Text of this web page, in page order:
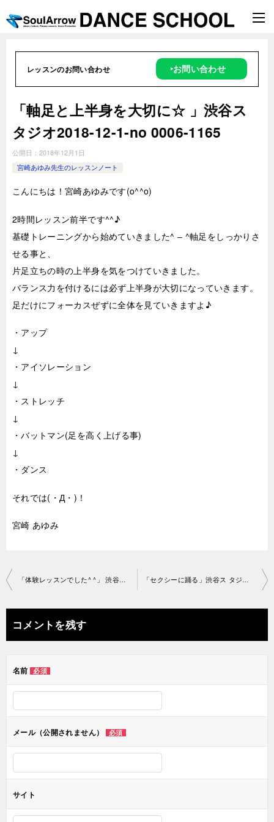
レッスンのお問い合わせ ‣お問い合わせ
「軸足と上半身を大切に☆ 」渋谷ス
タジオ2018-12-1-no 0006-1165
公開日： 2018年12月1日
宮崎あゆみ先生のレッスンノート
こんにちは！宮崎あゆみです(o^^o)
2時間レッスン前半です^^♪
基礎トレーニングから始めていきました^ – ^軸足をしっかりさ
せる事と、
片足立ちの時の上半身を気をつけていきました。
バランス力を付けるには必ず上半身が大切になっていきます。
足だけにフォーカスぜずに全体を見ていきますよ♪
・アップ
↓
・アイソレーション
↓
・ストレッチ
↓
・バットマン(足を高く上げる事)
↓
・ダンス
それでは(・Д・)！
宮崎 あゆみ
投
ナ
ビ
ー
ン
「体験レッスンでした^ ^」 渋谷スタジオ2018-12-1-no0006
コメントを残す
名前 必須
メール（公開されません） 必須
サイト